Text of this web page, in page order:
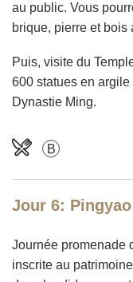
au public. Vous
brique, pierre et bois
Puis, visite du
600 statues en
Dynastie Ming.
B
Jour 6:
Journée promenade
inscrite au